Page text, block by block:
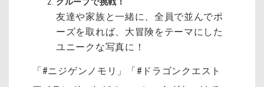
グループで挑戦！
友達や家族と一緒に、全員で並んでポ
ーズを取れば、大冒険をテーマにした
ユニークな写真に！
「#ニジゲンノモリ」「#ドラゴンクエスト